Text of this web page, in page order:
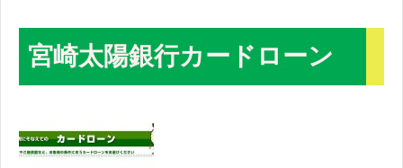
宮崎太陽銀行カードローン